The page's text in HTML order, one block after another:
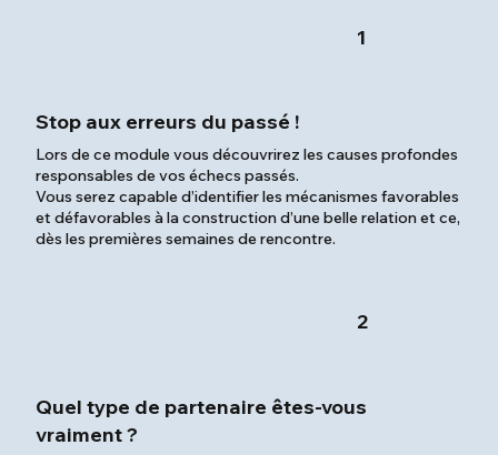
Anne 1
Stop aux erreurs du passé !
Lors de ce module vous découvrirez les causes profondes
responsables de vos échecs passés.
Vous serez capable d’identifier les mécanismes favorables
et défavorables à la construction d’une belle relation et ce,
dès les premières semaines de rencontre.
2
Quel type de partenaire êtes-vous
vraiment ?